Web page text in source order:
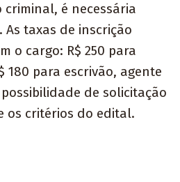
é necessária
taxas de inscrição
o cargo: R$ 250 para
180 para escrivão, agente
de solicitação
os critérios do edital.